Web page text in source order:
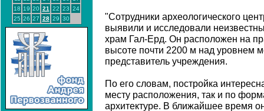
18 19 20 21 22 23 24
25 26 27 28 29 30
"Сотрудники археологического
выявили и исследовали
храм Гал-Ерд. Он расположен на
высоте почти 2200 м над уровнем
представитель учреждения.
По его словам, постройка
месту расположения, так и по
архитектуре. В ближайшее время